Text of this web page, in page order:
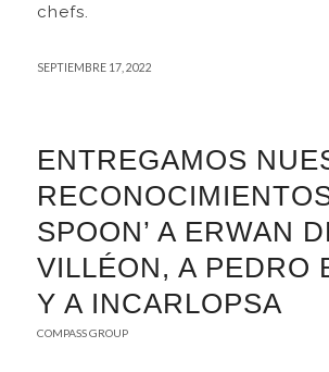
chefs.
SEPTIEMBRE 17, 2022
ENTREGAMOS
SPOON’ A ERWAN
VILLÉON, A PEDRO
Y A INCARLOPSA
COMPASS GROUP